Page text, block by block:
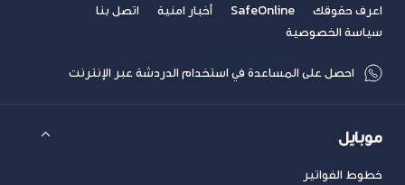
اعرف حقوقك
SafeOnline أخبار امنية
اتصل بنا
سياسة الخصوصية
احصل على المساعدة في استخدام الدردشة عبر الإنترنت
موبايل
خطوط الفواتير